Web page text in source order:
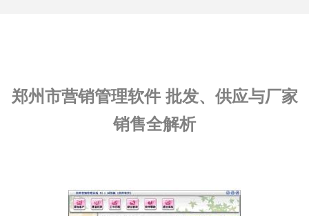
郑州市营销管理软件 批发、供应与厂家
销售全解析